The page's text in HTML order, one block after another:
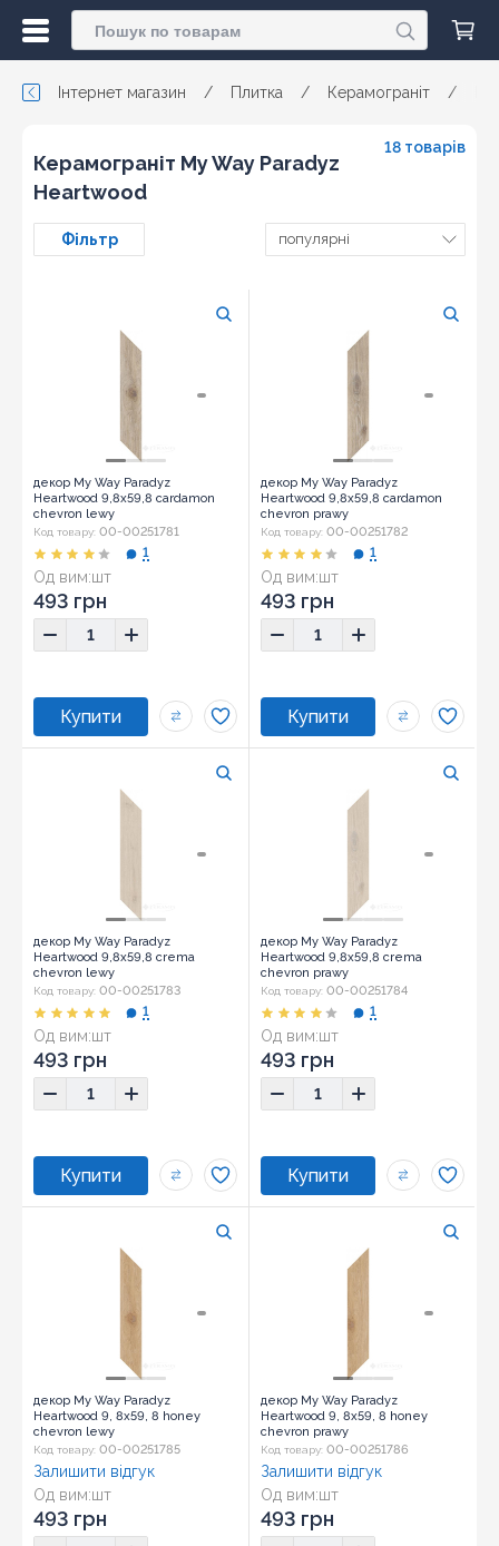
Інтернет магазин / Плитка / Керамограніт /
Керамограніт My Way Paradyz
Heartwood
18 товарів
Фільтр популярні
декор My Way Paradyz
Heartwood 9,8x59,8 cardamon
chevron lewy
Код товару: 00-00251781
Од вим:шт
1
493 грн
декор My Way Paradyz
Heartwood 9,8x59,8 cardamon
chevron prawy
Код товару: 00-00251782
Од вим:шт
1
493 грн
декор My Way Paradyz
Heartwood 9,8x59,8 crema
chevron lewy
Код товару: 00-00251783
Од вим:шт
1
493 грн
декор My Way Paradyz
Heartwood 9,8x59,8 crema
chevron prawy
Код товару: 00-00251784
Од вим:шт
1
493 грн
декор My Way Paradyz
Heartwood 9, 8x59, 8 honey
chevron lewy
Код товару: 00-00251785
Од вим:шт
Залишити відгук
493 грн
декор My Way Paradyz
Heartwood 9, 8x59, 8 honey
chevron prawy
Код товару: 00-00251786
Од вим:шт
Залишити відгук
493 грн